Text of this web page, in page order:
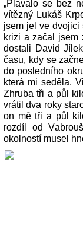
„Plavalo se bez
vítězný Lukáš
jsem jel ve dvojici
krizi a začal jsem
dostali David
času, kdy se
do posledního
která mi seděla.
Zhruba tři a půl
vrátil dva roky
on mě tři a půl
rozdíl od
okolností musel